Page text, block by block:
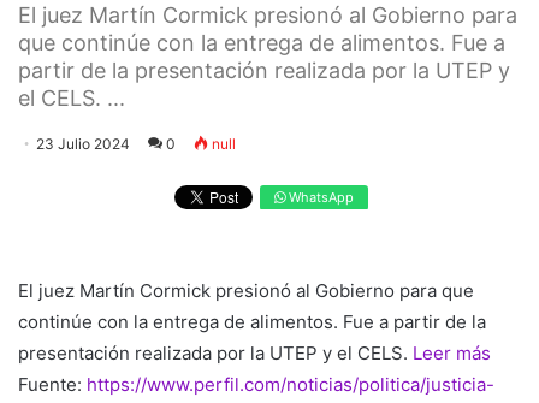
El juez Martín Cormick presionó al Gobierno para
que continúe con la entrega de alimentos. Fue a
partir de la presentación realizada por la UTEP y
el CELS. ...
23 Julio 2024 0 null
WhatsApp
El juez Martín Cormick presionó al Gobierno para que
continúe con la entrega de alimentos. Fue a partir de la
presentación realizada por la UTEP y el CELS. Leer más
Fuente: https://www.perfil.com/noticias/politica/justicia-